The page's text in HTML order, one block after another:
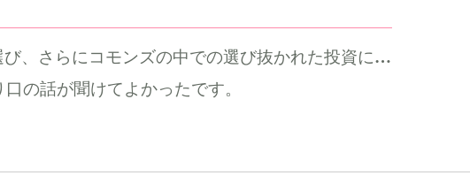
コモンズの中での選び抜かれた投資になるので期待できる。
の話が聞けてよかったです。